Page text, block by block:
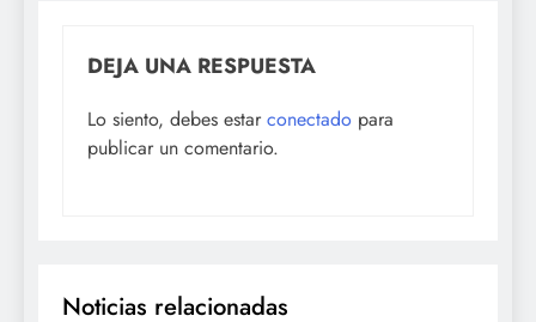
DEJA UNA RESPUESTA
Lo siento, debes estar conectado para
publicar un comentario.
Noticias relacionadas